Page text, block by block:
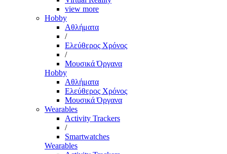
view more
Hobby
Αθλήματα
/
Ελεύθερος Χρόνος
/
Μουσικά Όργανα
Hobby
Αθλήματα
Ελεύθερος Χρόνος
Μουσικά Όργανα
Wearables
Activity Trackers
/
Smartwatches
Wearables